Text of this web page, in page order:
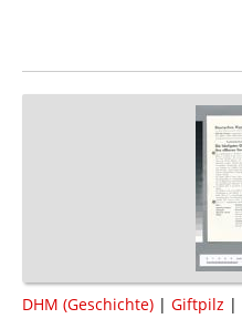
DHM (Geschichte) | Giftpilz |